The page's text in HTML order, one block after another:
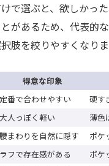
で選ぶと、欲しかっ
があるため、代表的
肢を絞りやすくなりま
得意な印象
定番で合わせやすい
硬す
大人っぽく軽い
薄色
腰まわりを自然に隠す
ポケ
ラフで存在感がある
ポケ